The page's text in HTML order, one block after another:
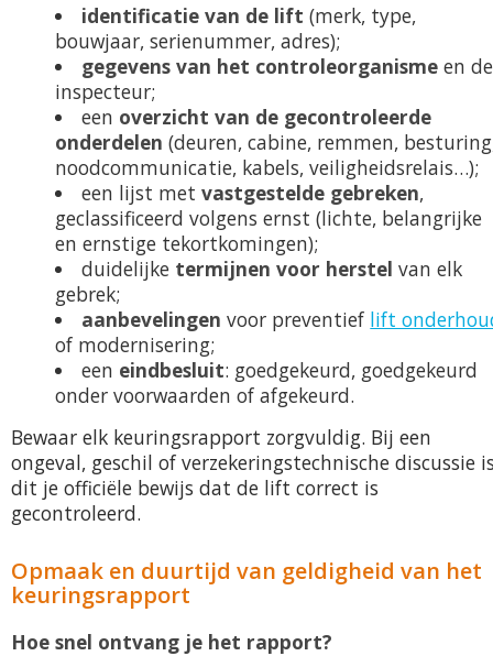
identificatie van de lift (merk, type,
bouwjaar, serienummer, adres);
gegevens van het controleorganisme en de
inspecteur;
een overzicht van de gecontroleerde
onderdelen (deuren, cabine, remmen,
noodcommunicatie, kabels, veiligheidsrelais…);
een lijst metvastgestelde gebreken,
geclassificeerd volgens ernst (lichte, belangrijke
en ernstige tekortkomingen);
duidelijke termijnen voor herstel van elk
gebrek;
aanbevelingen voor preventief lift
of modernisering;
een eindbesluit: goedgekeurd, goedgekeurd
onder voorwaarden of afgekeurd.
Bewaar elk keuringsrapport zorgvuldig. Bij een
ongeval, geschil of verzekeringstechnische discussie
dit je officiële bewijs dat de lift correct is
gecontroleerd.
Opmaak en duurtijd van geldigheid van het
keuringsrapport
Hoe snel ontvang je het rapport?